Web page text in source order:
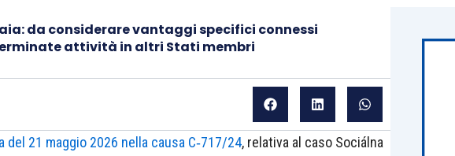
da considerare vantaggi specifici connessi
attività in altri Stati membri
del 21 maggio 2026 nella causa C‑717/24, relativa al caso Sociálna